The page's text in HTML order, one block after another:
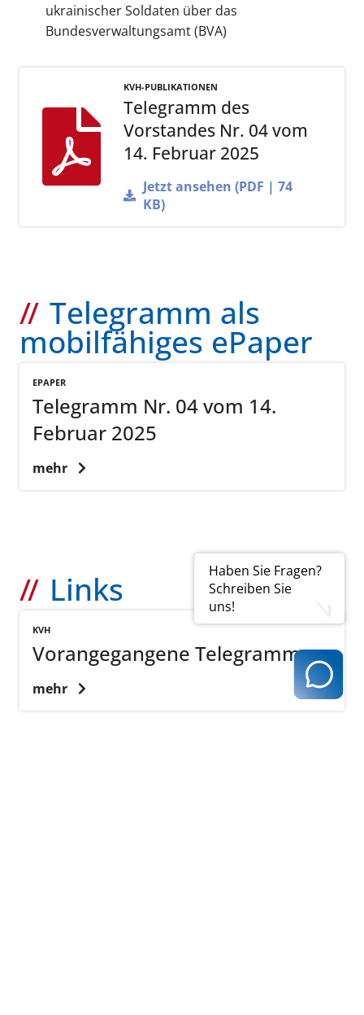
Haben Sie Fragen?
Schreiben Sie
uns!
ukrainischer Soldaten über das
Bundesverwaltungsamt (BVA)
KVH-PUBLIKATIONEN
Telegramm des
Vorstandes Nr. 04 vom
14. Februar 2025
Jetzt ansehen (PDF | 74
KB)
Telegramm als
mobilfähiges ePaper
EPAPER
Telegramm Nr. 04 vom 14.
Februar 2025
mehr
Links
KVH
Vorangegangene Telegramme
mehr